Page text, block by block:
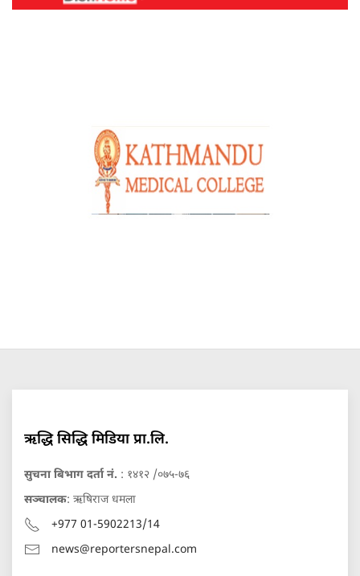
ऋद्धि सिद्धि मिडिया प्रा.लि.
सुचना बिभाग दर्ता नं. : १४१२ /०७५-७६
सञ्चालक: ऋषिराज धमला
+977 01-5902213/14
news@reportersnepal.com